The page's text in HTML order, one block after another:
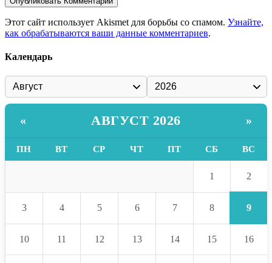
Этот сайт использует Akismet для борьбы со спамом. Узнайте,
как обрабатываются ваши данные комментариев.
Календарь
« АВГУСТ 2026 »
ПН ВТ СР ЧТ ПТ СБ ВС
1 2
3 4 5 6 7 8 9
10 11 12 13 14 15 16